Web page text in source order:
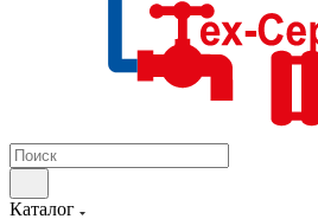
Каталог